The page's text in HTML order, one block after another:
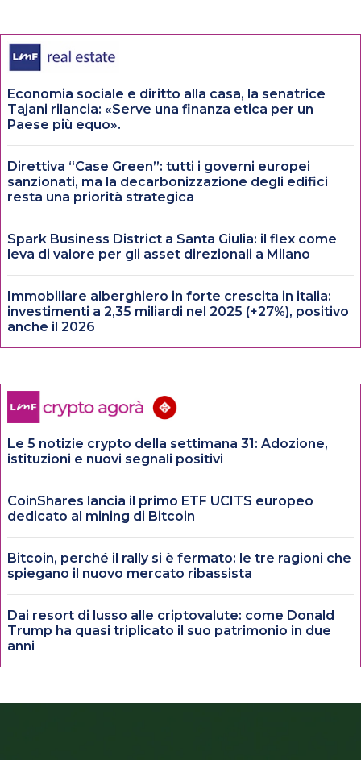
Economia sociale e diritto alla casa, la senatrice
Tajani rilancia: «Serve una finanza etica per un
Paese più equo».
Direttiva “Case Green”: tutti i governi europei
sanzionati, ma la decarbonizzazione degli edifici
resta una priorità strategica
Spark Business District a Santa Giulia: il flex come
leva di valore per gli asset direzionali a Milano
Immobiliare alberghiero in forte crescita in italia:
investimenti a 2,35 miliardi nel 2025 (+27%), positivo
anche il 2026
Le 5 notizie crypto della settimana 31: Adozione,
istituzioni e nuovi segnali positivi
CoinShares lancia il primo ETF UCITS europeo
dedicato al mining di Bitcoin
Bitcoin, perché il rally si è fermato: le tre ragioni che
spiegano il nuovo mercato ribassista
Dai resort di lusso alle criptovalute: come Donald
Trump ha quasi triplicato il suo patrimonio in due
anni